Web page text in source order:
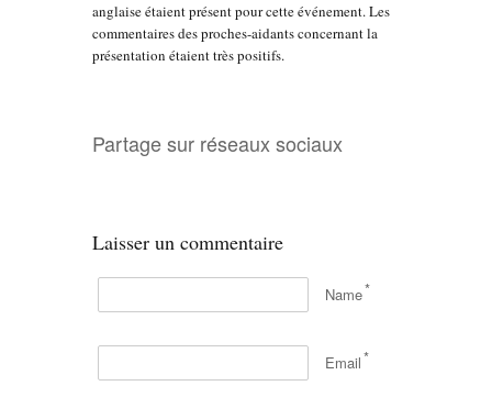
anglaise étaient présent pour cette événement. Les
commentaires des proches-aidants concernant la
présentation étaient très positifs.
Partage sur réseaux sociaux
Laisser un commentaire
Name*
Email*